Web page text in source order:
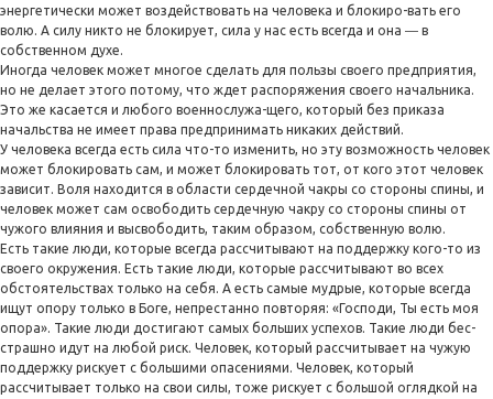
энергетически может воздействовать на человека и блокиро-вать его
волю. А силу никто не блокирует, сила у нас есть всегда и она ― в
собственном духе.
Иногда человек может многое сделать для пользы своего предприятия,
но не делает этого потому, что ждет распоряжения своего начальника.
Это же касается и любого военнослужа-щего, который без приказа
начальства не имеет права предпринимать никаких действий.
У человека всегда есть сила что-то изменить, но эту возможность человек
может блокировать сам, и может блокировать тот, от кого этот человек
зависит. Воля находится в области сердечной чакры со стороны спины, и
человек может сам освободить сердечную чакру со стороны спины от
чужого влияния и высвободить, таким образом, собственную волю.
Есть такие люди, которые всегда рассчитывают на поддержку кого-то из
своего окружения. Есть такие люди, которые рассчитывают во всех
обстоятельствах только на себя. А есть самые мудрые, которые всегда
ищут опору только в Боге, непрестанно повторяя: «Господи, Ты есть моя
опора». Такие люди достигают самых больших успехов. Такие люди бес-
страшно идут на любой риск. Человек, который рассчитывает на чужую
поддержку рискует с большими опасениями. Человек, который
рассчитывает только на свои силы, тоже рискует с большой оглядкой на